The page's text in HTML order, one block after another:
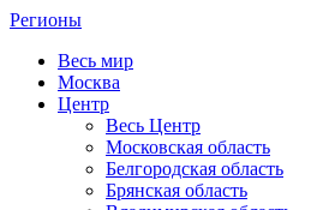
Регионы
Весь мир
Москва
Центр
Весь Центр
Московская область
Белгородская область
Брянская область